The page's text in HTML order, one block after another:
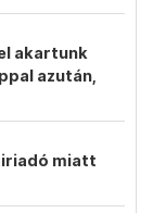
akartunk
azután,
miatt